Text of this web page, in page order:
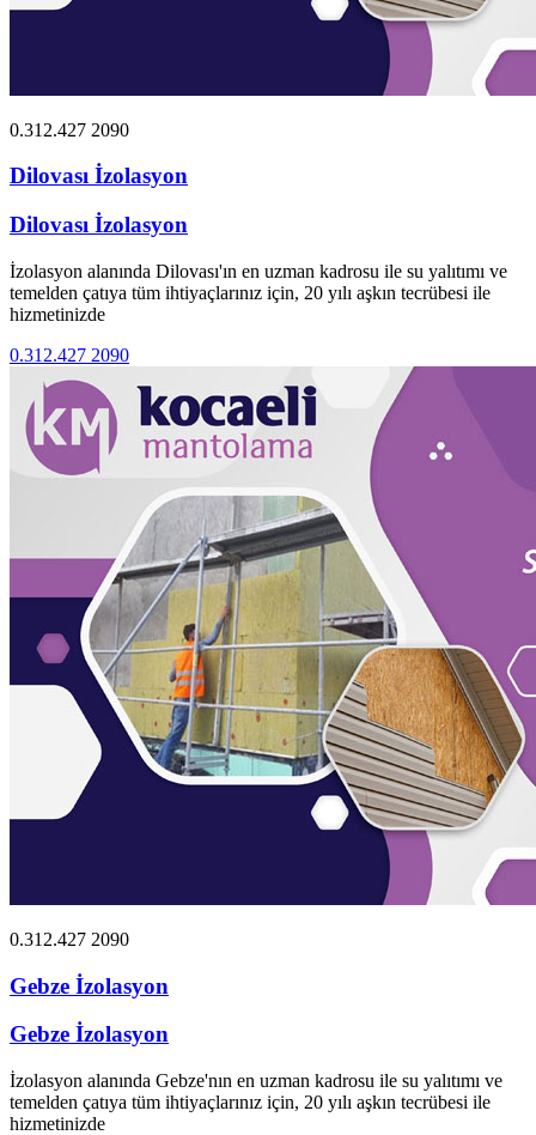
0.312.427 2090
Dilovası İzolasyon
Dilovası İzolasyon
İzolasyon alanında Dilovası'ın en uzman kadrosu ile su yalıtımı ve
temelden çatıya tüm ihtiyaçlarınız için, 20 yılı aşkın tecrübesi ile
hizmetinizde
0.312.427 2090
0.312.427 2090
Gebze İzolasyon
Gebze İzolasyon
İzolasyon alanında Gebze'nın en uzman kadrosu ile su yalıtımı ve
temelden çatıya tüm ihtiyaçlarınız için, 20 yılı aşkın tecrübesi ile
hizmetinizde